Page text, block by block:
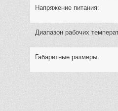
Напряжение питания:
Диапазон рабочих
Габаритные размеры: